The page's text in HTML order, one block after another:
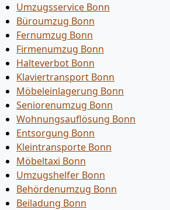
Umzugsservice Bonn
Büroumzug Bonn
Fernumzug Bonn
Firmenumzug Bonn
Halteverbot Bonn
Klaviertransport Bonn
Möbeleinlagerung Bonn
Seniorenumzug Bonn
Wohnungsauflösung Bonn
Entsorgung Bonn
Kleintransporte Bonn
Möbeltaxi Bonn
Umzugshelfer Bonn
Behördenumzug Bonn
Beiladung Bonn